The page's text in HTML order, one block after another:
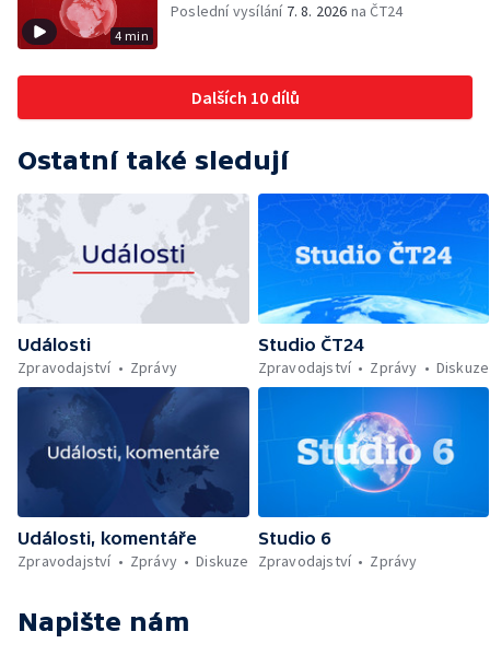
4 min
Poslední vysílání 7. 8. 2026 na ČT24
Dalších 10 dílů
Ostatní také sledují
Události
Zpravodajství
Zprávy
Studio ČT24
Zpravodajství
Zprávy Diskuze
Události, komentáře
Zpravodajství
Zprávy Diskuze
Studio 6
Zpravodajství
Zprávy
Napište nám